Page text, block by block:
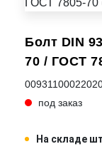
Болт DIN
70 / ГОСТ
под заказ
На складе